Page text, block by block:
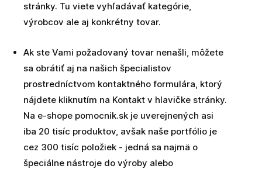
stránky. Tu viete vyhľadávať kategórie,
výrobcov ale aj konkrétny tovar.
Ak ste Vami požadovaný tovar nenašli, môžete
sa obrátiť aj na našich špecialistov
prostredníctvom kontaktného formulára, ktorý
nájdete kliknutím na Kontakt v hlavičke stránky.
Na e-shope pomocnik.sk je uverejnených asi
iba 20 tisíc produktov, avšak naše portfólio je
cez 300 tisíc položiek - jedná sa najmä o
špeciálne nástroje do výroby alebo